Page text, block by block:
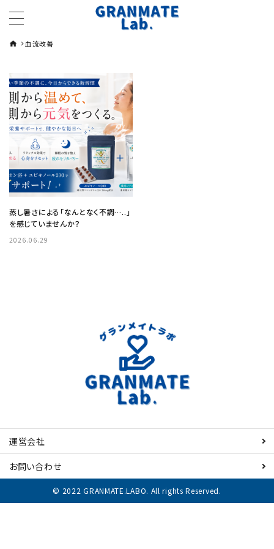
血流改善
蒸し暑さによる「なんとなく不調…..」
を感じていませんか？
2026.06.29
運営会社
お問い合わせ
© 2022 GRANMATE.LABO. All rights Reserved.